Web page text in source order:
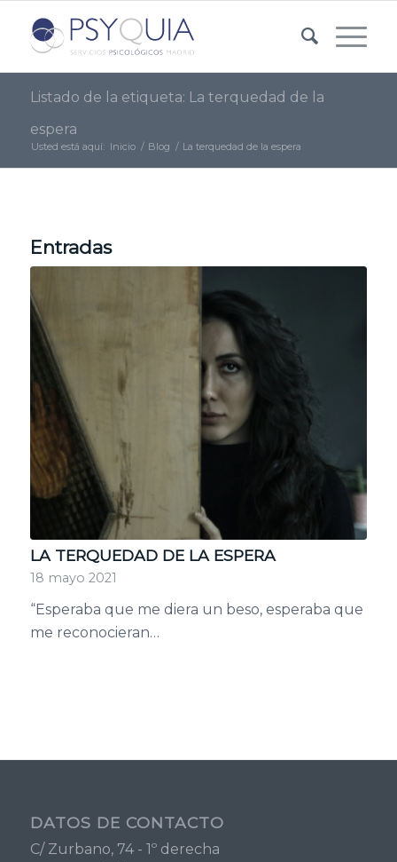
Listado de la etiqueta: La terquedad de la
espera
Usted está aquí: Inicio / Blog / La terquedad de la espera
Entradas
LA TERQUEDAD DE LA ESPERA
18 mayo 2021
“Esperaba que me diera un beso, esperaba que
me reconocieran…
DATOS DE CONTACTO
C/ Zurbano, 74 - 1º derecha